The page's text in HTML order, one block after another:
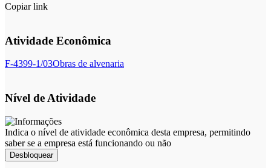
Copiar link
Atividade Econômica
F-4399-1/03Obras de alvenaria
Nível de Atividade
Indica o nível de atividade econômica desta empresa, permitindo
saber se a empresa está funcionando ou não
Desbloquear